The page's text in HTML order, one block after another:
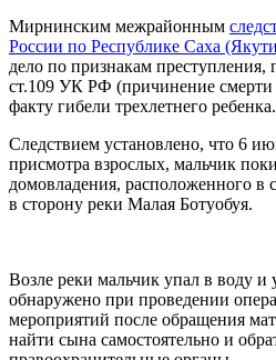
Мирнинским межрайонным
России по Республике Саха
дело по признакам преступления,
ст.109 УК РФ (причинение смерти
факту гибели трехлетнего ребенка.
Следствием установлено, что 6
присмотра взрослых, мальчик
домовладения, расположенного в
в сторону реки Малая Ботуобуя.
Возле реки мальчик упал в воду и
обнаружено при проведении
мероприятий после обращения
найти сына самостоятельно и